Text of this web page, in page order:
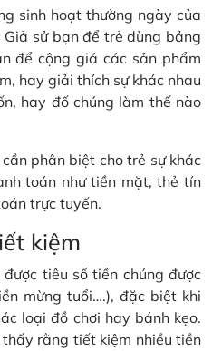
sinh hoạt thường ngày của
sử bạn để trẻ dùng bảng
để cộng giá các sản phẩm
hay giải thích sự khác nhau
hay đố chúng làm thế nào
phân biệt cho trẻ sự khác
toán như tiền mặt, thẻ tín
trực tuyến.
kiệm
tiêu số tiền chúng được
mừng tuổi….), đặc biệt khi
loại đồ chơi hay bánh kẹo.
rằng tiết kiệm nhiều tiền